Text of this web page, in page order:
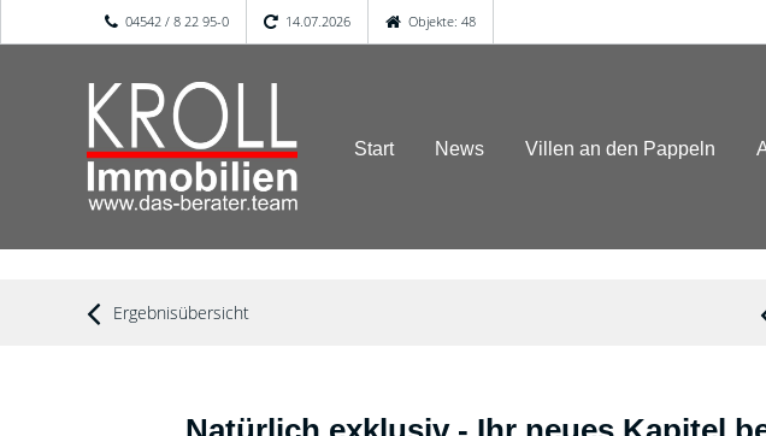
04542 / 8 22 95-0 14.07.2026 Objekte: 48
Start News Villen an den Pappeln
Ergebnisübersicht